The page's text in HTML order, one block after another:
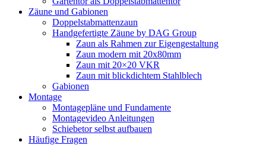
Zäune und Gabionen
Doppelstabmattenzaun
Handgefertigte Zäune by DAG Group
Zaun als Rahmen zur Eigengestaltung
Zaun modern mit 20x80mm
Zaun mit 20×20 VKR
Zaun mit blickdichtem Stahlblech
Gabionen
Montage
Montagepläne und Fundamente
Montagevideo Anleitungen
Schiebetor selbst aufbauen
Häufige Fragen